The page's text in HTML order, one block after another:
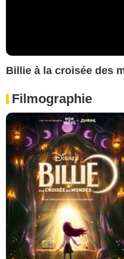
Billie à la croisée des
Filmographie